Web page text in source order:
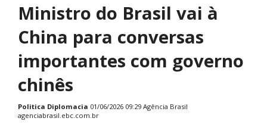
Ministro do Brasil vai à
China para conversas
importantes com governo
chinês
Politica Diplomacia 01/06/2026 09:29 Agência Brasil
agenciabrasil.ebc.com.br